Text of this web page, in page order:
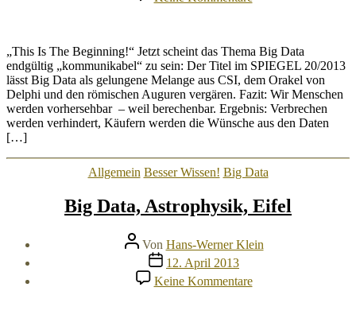
Störche,
und
Lehrer
Bömmel
„This Is The Beginning!“ Jetzt scheint das Thema Big Data
endgültig „kommunikabel“ zu sein: Der Titel im SPIEGEL 20/2013
lässt Big Data als gelungene Melange aus CSI, dem Orakel von
Delphi und den römischen Auguren vergären. Fazit: Wir Menschen
werden vorhersehbar – weil berechenbar. Ergebnis: Verbrechen
werden verhindert, Käufern werden die Wünsche aus den Daten
[…]
Kategorien
Allgemein Besser Wissen! Big Data
Big Data, Astrophysik, Eifel
Beitragsautor
Von Hans-Werner Klein
Veröffentlichungsdatum
12. April 2013
Keine Kommentarezu
Big